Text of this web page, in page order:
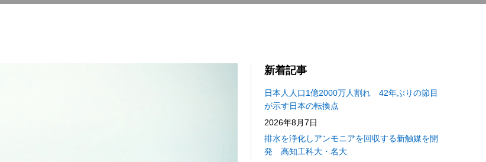
新着記事
日本人人口1億2000万人割れ 42年ぶりの節目
が示す日本の転換点
2026年8月7日
排水を浄化しアンモニアを回収する新触媒を開
発 高知工科大・名大